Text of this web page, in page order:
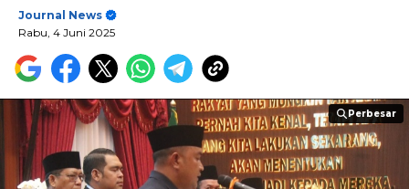
Journal News
Rabu, 4 Juni 2025
Perbesar
Perbesar